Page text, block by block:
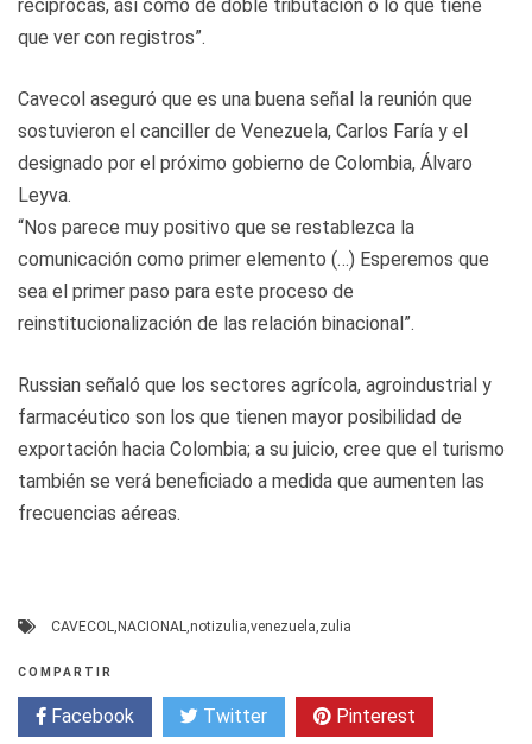
reciprocas, así como de doble tributación o lo que tiene
que ver con registros”.
Cavecol aseguró que es una buena señal la reunión que
sostuvieron el canciller de Venezuela, Carlos Faría y el
designado por el próximo gobierno de Colombia, Álvaro
Leyva.
“Nos parece muy positivo que se restablezca la
comunicación como primer elemento (…) Esperemos que
sea el primer paso para este proceso de
reinstitucionalización de las relación binacional”.
Russian señaló que los sectores agrícola, agroindustrial y
farmacéutico son los que tienen mayor posibilidad de
exportación hacia Colombia; a su juicio, cree que el turismo
también se verá beneficiado a medida que aumenten las
frecuencias aéreas.
CAVECOL,NACIONAL,notizulia,venezuela,zulia
COMPARTIR
Facebook Twitter Pinterest